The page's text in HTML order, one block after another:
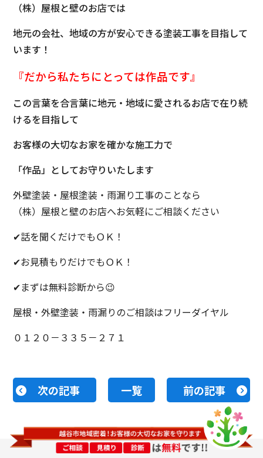
（株）屋根と壁のお店では
地元の会社、地域の方が安心できる塗装工事を目指して
います！
『だから私たちにとっては作品です』
この言葉を合言葉に地元・地域に愛されるお店で在り続
けるを目指して
お客様の大切なお家を確かな施工力で
「作品」としてお守りいたします
外壁塗装・屋根塗装・雨漏り工事のことなら
（株）屋根と壁のお店へお気軽にご相談ください
✔話を聞くだけでもＯＫ！
✔お見積もりだけでもＯＫ！
✔まずは無料診断から😉
屋根・外壁塗装・雨漏りのご相談はフリーダイヤル
０１２０－３３５－２７１
次の記事 一覧 前の記事